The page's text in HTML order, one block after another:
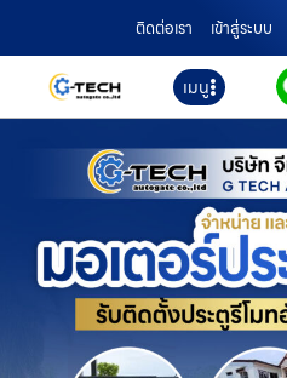
ติดต่อเรา เข้าสู่ระบบ
เมนู